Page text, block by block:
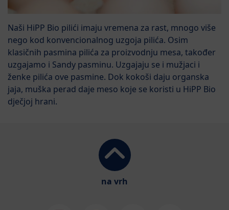
Naši HiPP Bio pilići imaju vremena za rast, mnogo više
nego kod konvencionalnog uzgoja pilića. Osim
klasičnih pasmina pilića za proizvodnju mesa, također
uzgajamo i Sandy pasminu. Uzgajaju se i mužjaci i
ženke pilića ove pasmine. Dok kokoši daju organska
jaja, muška perad daje meso koje se koristi u HiPP Bio
dječjoj hrani.
na vrh